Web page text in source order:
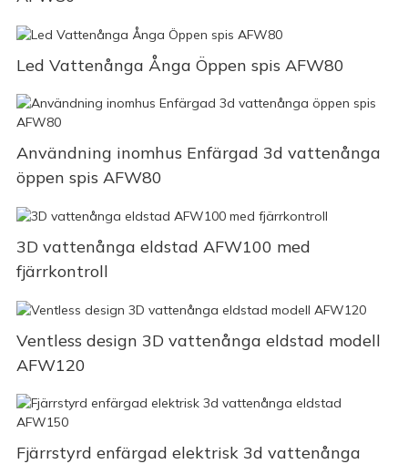
Led Vattenånga Ånga Öppen spis AFW80
Användning inomhus Enfärgad 3d vattenånga
öppen spis AFW80
3D vattenånga eldstad AFW100 med
fjärrkontroll
Ventless design 3D vattenånga eldstad modell
AFW120
Fjärrstyrd enfärgad elektrisk 3d vattenånga